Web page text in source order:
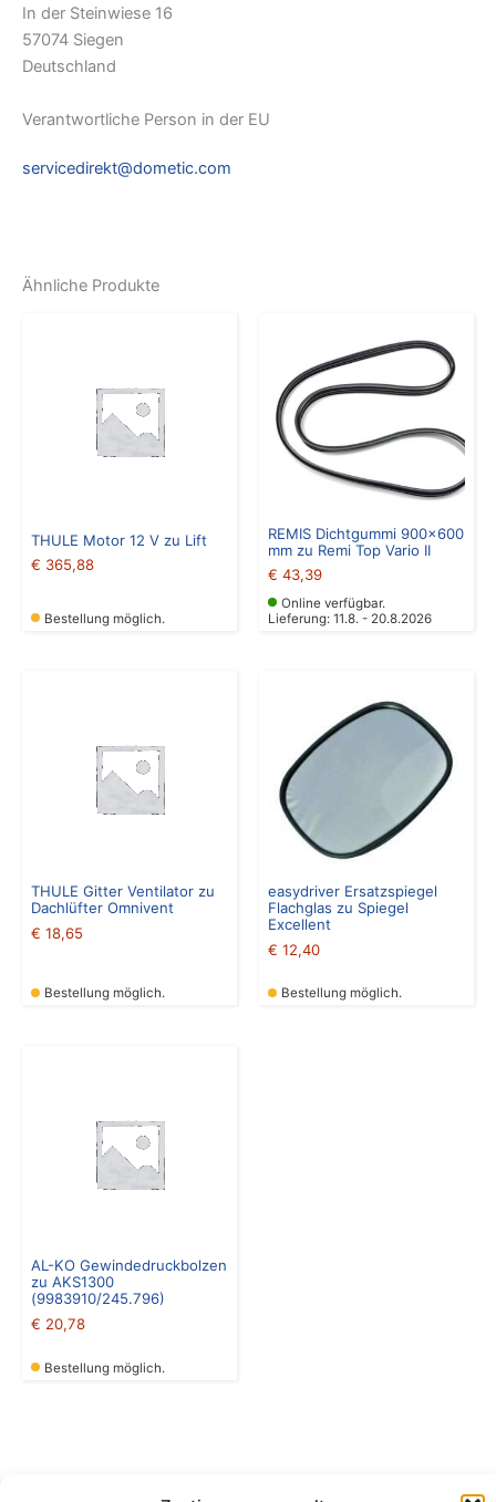
In der Steinwiese 16
57074 Siegen
Deutschland
Verantwortliche Person in der EU
servicedirekt@dometic.com
Ähnliche Produkte
THULE Motor 12 V zu Lift
€ 365,88
Bestellung möglich.
REMIS Dichtgummi 900×600
mm zu Remi Top Vario II
€ 43,39
Online verfügbar.
Lieferung: 11.8. - 20.8.2026
THULE Gitter Ventilator zu
Dachlüfter Omnivent
€ 18,65
Bestellung möglich.
easydriver Ersatzspiegel
Flachglas zu Spiegel
Excellent
€ 12,40
Bestellung möglich.
AL-KO Gewindedruckbolzen
zu AKS1300
(9983910/245.796)
€ 20,78
Bestellung möglich.